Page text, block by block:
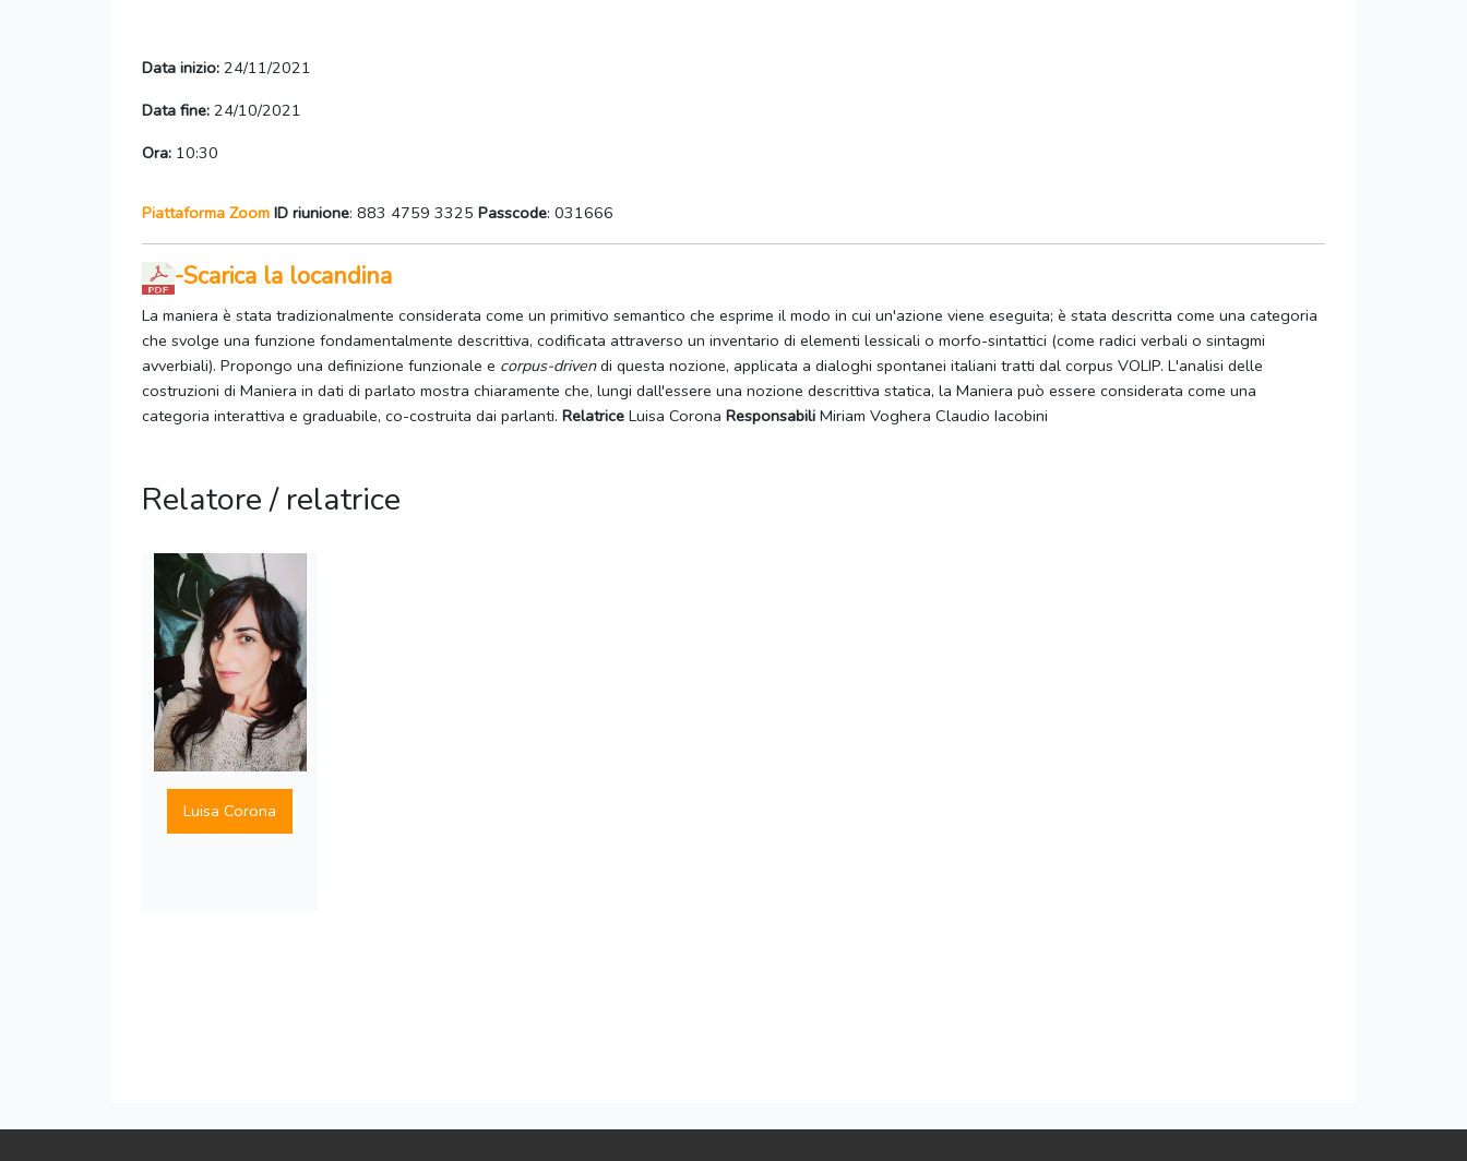
Data inizio: 24/11/2021
Data fine: 24/10/2021
Ora: 10:30
Piattaforma Zoom ID riunione: 883 4759 3325 Passcode: 031666
-Scarica la locandina
La maniera è stata tradizionalmente considerata come un primitivo semantico che esprime il modo in cui un'azione viene eseguita; è stata descritta come una categoria
che svolge una funzione fondamentalmente descrittiva, codificata attraverso un inventario di elementi lessicali o morfo-sintattici (come radici verbali o sintagmi
avverbiali). Propongo una definizione funzionale e corpus-drivendi questa nozione, applicata a dialoghi spontanei italiani tratti dal corpus VOLIP. L'analisi delle
costruzioni di Maniera in dati di parlato mostra chiaramente che, lungi dall'essere una nozione descrittiva statica, la Maniera può essere considerata come una
categoria interattiva e graduabile, co-costruita dai parlanti. Relatrice Luisa Corona Responsabili Miriam Voghera Claudio Iacobini
Relatore / relatrice
Luisa Corona